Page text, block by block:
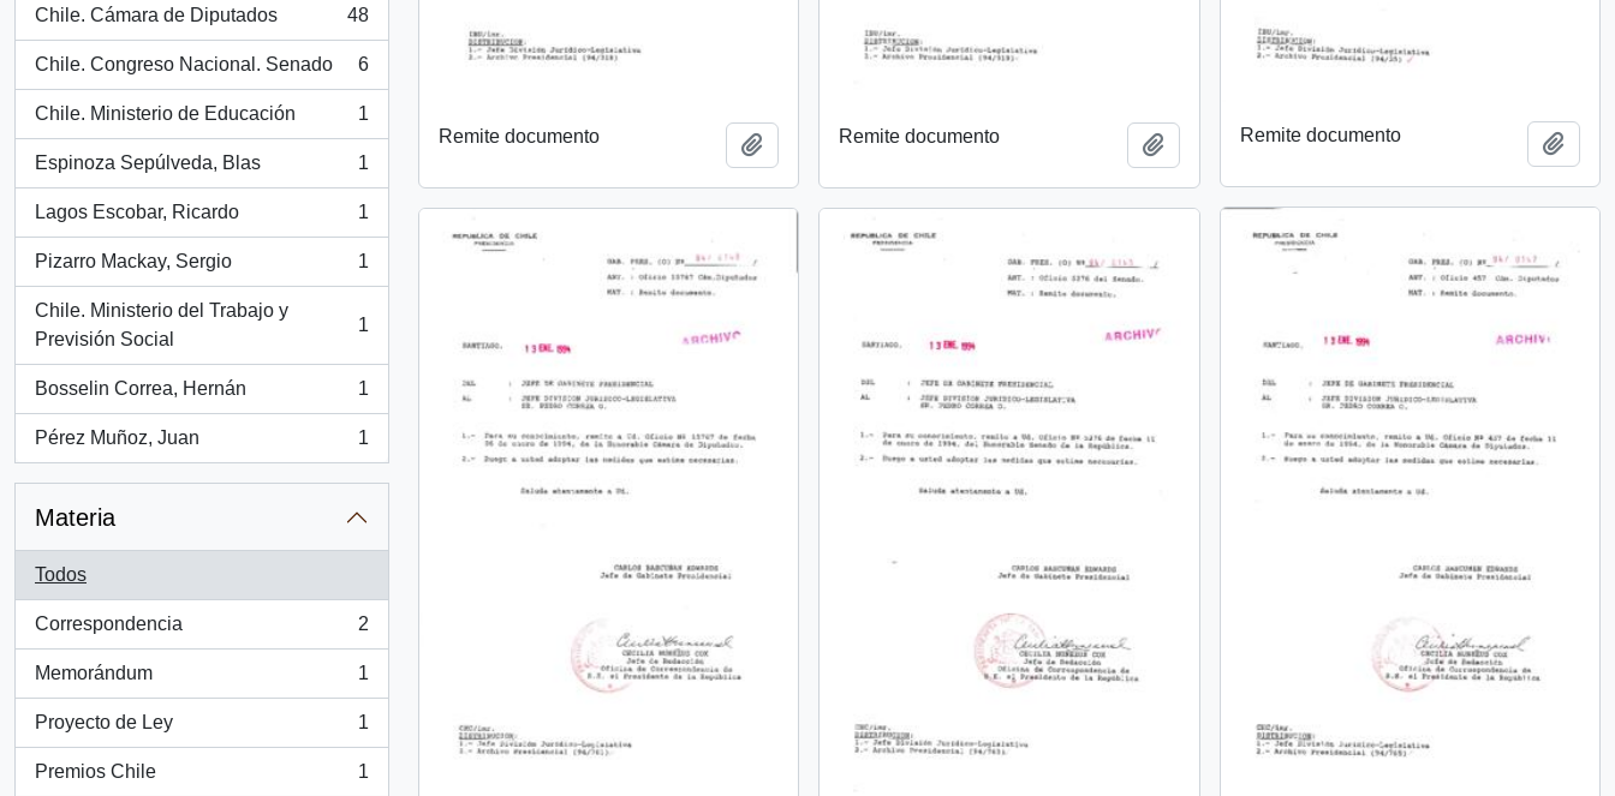
Chile. Cámara de Diputados
, 48 resultados
48
Chile. Congreso Nacional. Senado
, 6 resultados
6
Chile. Ministerio de Educación
, 1 resultados
1
Espinoza Sepúlveda, Blas
, 1 resultados
1
Lagos Escobar, Ricardo
, 1 resultados
1
Pizarro Mackay, Sergio
, 1 resultados
1
Chile. Ministerio del Trabajo y
Previsión Social
, 1 resultados
1
Bosselin Correa, Hernán
, 1 resultados
1
Pérez Muñoz, Juan
, 1 resultados
1
Materia
Todos
Correspondencia
, 2 resultados
2
Memorándum
, 1 resultados
1
Proyecto de Ley
, 1 resultados
1
Premios Chile
, 1 resultados
1
Remite documento Añadir al portapapeles
Remite documento Añadir al portapapeles
Remite documento